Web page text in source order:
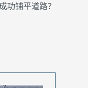
功铺平道路？